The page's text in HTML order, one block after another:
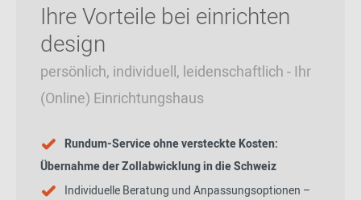
Ihre Vorteile bei einrichten
design
persönlich, individuell, leidenschaftlich - Ihr
(Online) Einrichtungshaus
Rundum-Service ohne versteckte Kosten:
Übernahme der Zollabwicklung in die Schweiz
Individuelle Beratung und Anpassungsoptionen –